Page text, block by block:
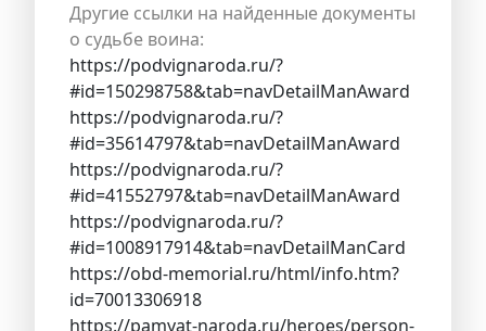
Другие ссылки на найденные документы
о судьбе воина:
https://podvignaroda.ru/?
#id=150298758&tab=navDetailManAward
https://podvignaroda.ru/?
#id=35614797&tab=navDetailManAward
https://podvignaroda.ru/?
#id=41552797&tab=navDetailManAward
https://podvignaroda.ru/?
#id=1008917914&tab=navDetailManCard
https://obd-memorial.ru/html/info.htm?
id=70013306918
https://pamyat-naroda.ru/heroes/person-